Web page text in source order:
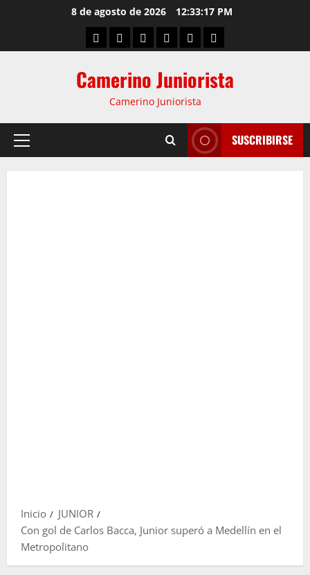
8 de agosto de 2026 12:33:18 PM
Camerino Juniorista
Camerino Juniorista
SUSCRIBIRSE
Inicio
JUNIOR
Con gol de Carlos Bacca, Junior superó a Medellín en el
Metropolitano